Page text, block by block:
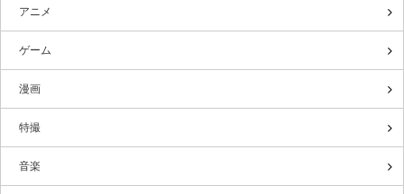
アニメ
ゲーム
漫画
特撮
音楽